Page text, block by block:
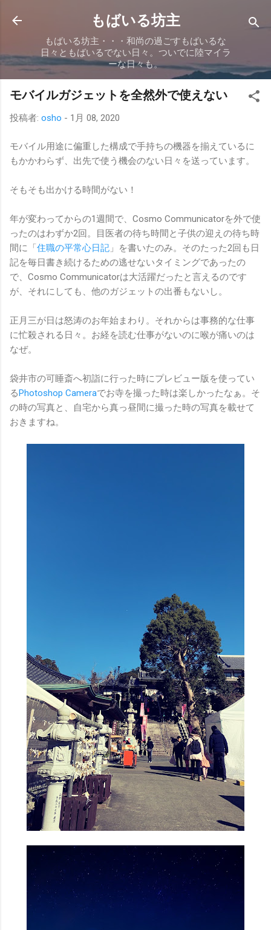
スキップしてメイン コンテンツに移動
もばいる坊主
もばいる坊主・・・和尚の過ごすもばいるな
日々ともばいるでない日々。ついでに陸マイラ
ーな日々も。
モバイルガジェットを全然外で使えない
投稿者: osho - 1月 08, 2020
モバイル用途に偏重した構成で手持ちの機器を揃えているに
もかかわらず、出先で使う機会のない日々を送っています。
そもそも出かける時間がない！
年が変わってからの1週間で、Cosmo Communicatorを外で使
ったのはわずか2回。目医者の待ち時間と子供の迎えの待ち時
間に「住職の平常心日記 」を書いたのみ。そのたった2回も日
記を毎日書き続けるための逃せないタイミングであったの
で、Cosmo Communicatorは大活躍だったと言えるのです
が、それにしても、他のガジェットの出番もないし。
正月三が日は怒涛のお年始まわり。それからは事務的な仕事
に忙殺される日々。お経を読む仕事がないのに喉が痛いのは
なぜ。
袋井市の可睡斎へ初詣に行った時にプレビュー版を使ってい
るPhotoshop Cameraでお寺を撮った時は楽しかったなぁ。そ
の時の写真と、自宅から真っ昼間に撮った時の写真を載せて
おきますね。